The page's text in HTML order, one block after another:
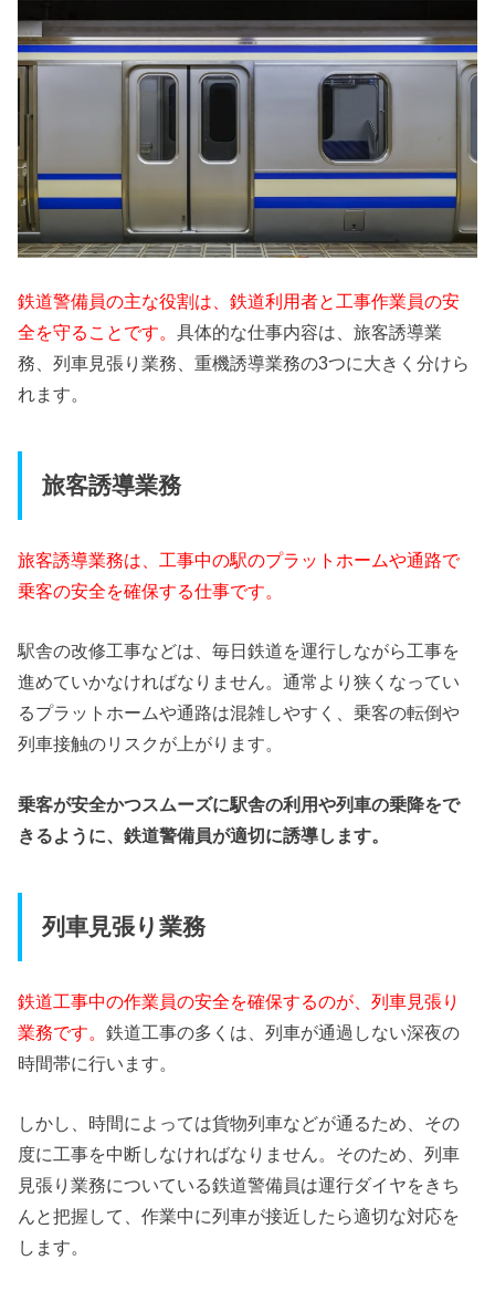
鉄道警備員の主な役割は、鉄道利用者と工事作業員の安
全を守ることです。具体的な仕事内容は、旅客誘導業
務、列車見張り業務、重機誘導業務の3つに大きく分けら
れます。
旅客誘導業務
旅客誘導業務は、工事中の駅のプラットホームや通路で
乗客の安全を確保する仕事です。
駅舎の改修工事などは、毎日鉄道を運行しながら工事を
進めていかなければなりません。通常より狭くなってい
るプラットホームや通路は混雑しやすく、乗客の転倒や
列車接触のリスクが上がります。
乗客が安全かつスムーズに駅舎の利用や列車の乗降をで
きるように、鉄道警備員が適切に誘導します。
列車見張り業務
鉄道工事中の作業員の安全を確保するのが、列車見張り
業務です。鉄道工事の多くは、列車が通過しない深夜の
時間帯に行います。
しかし、時間によっては貨物列車などが通るため、その
度に工事を中断しなければなりません。そのため、列車
見張り業務についている鉄道警備員は運行ダイヤをきち
んと把握して、作業中に列車が接近したら適切な対応を
します。